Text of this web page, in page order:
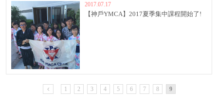
2017.07.17
【神戶YMCA】2017夏季集中課程開始了!
1 2 3 4 5 6 7 8 9